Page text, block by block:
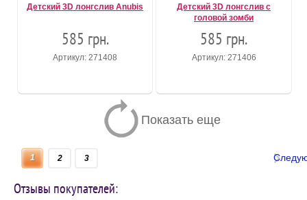
Детский 3D лонгслив Anubis
585 грн.
Артикул: 271408
Детский 3D лонгслив с
головой зомби
585 грн.
Артикул: 271406
Показать еще
1 2 3
Отзывы покупателей: